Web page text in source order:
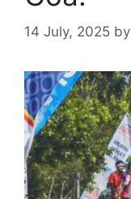
14 July, 2025 by